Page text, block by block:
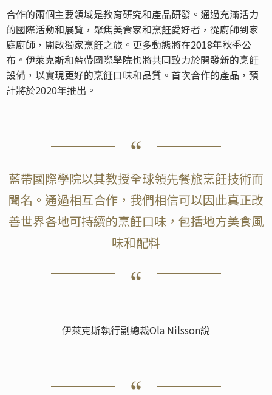
合作的兩個主要領域是教育研究和產品研發。通過充滿活力
的國際活動和展覽，聚焦美食家和烹飪愛好者，從廚師到家
庭廚師，開啟獨家烹飪之旅。更多動態將在2018年秋季公
布。伊萊克斯和藍帶國際學院也將共同致力於開發新的烹飪
設備，以實現更好的烹飪口味和品質。首次合作的產品，預
計將於2020年推出。
藍帶國際學院以其教授全球領先餐旅烹飪技術而
聞名。通過相互合作，我們相信可以因此真正改
善世界各地可持續的烹飪口味，包括地方美食風
味和配料
伊萊克斯執行副總裁Ola Nilsson說